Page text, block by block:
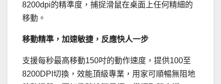
8200dpi的精準度，捕捉滑鼠在桌面上任何精細的
移動。
移動精準，加速敏捷，反應快人一步
支援每秒最高移動150吋的動作速度，提供100至
8200DP I切換，效能頂級專業，用家可順暢無阻地